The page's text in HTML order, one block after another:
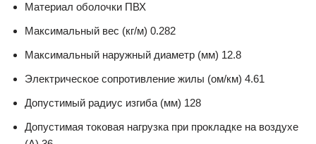
Материал оболочки ПВХ
Максимальный вес (кг/м) 0.282
Максимальный наружный диаметр (мм) 12.8
Электрическое сопротивление жилы (ом/км) 4.61
Допустимый радиус изгиба (мм) 128
Допустимая токовая нагрузка при прокладке на воздухе